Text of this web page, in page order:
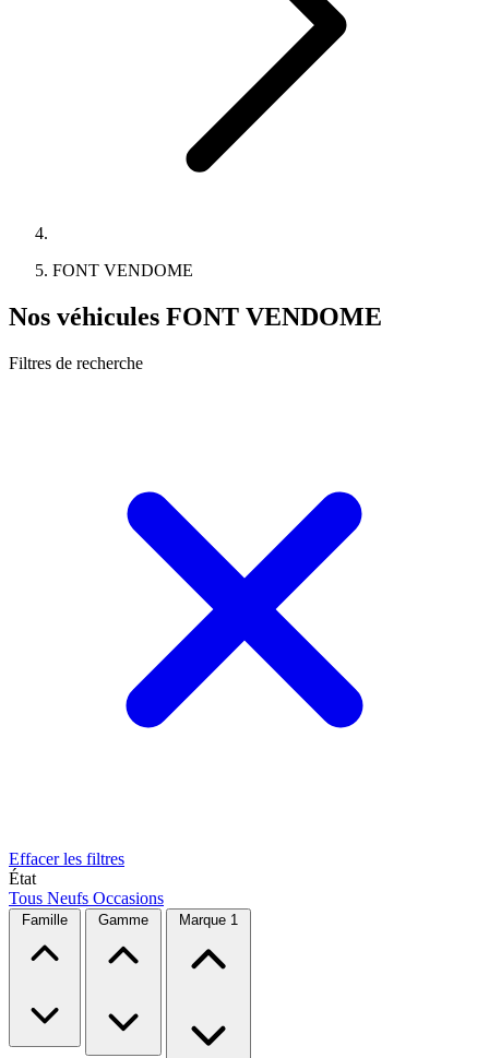
FONT VENDOME
Nos véhicules FONT VENDOME
Filtres de recherche
Effacer les filtres
État
Tous Neufs Occasions
Famille Gamme Marque 1